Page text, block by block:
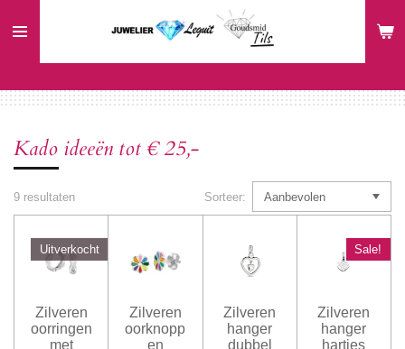
direct
hoofdinhoud
Kado ideeën tot € 25,-
9 resultaten Sorteer:
Uitverkocht
Zilveren
oorringen
met
Zilveren
oorknopp
en
Zilveren
hanger
dubbel
Sale!
Zilveren
hanger
hartjes